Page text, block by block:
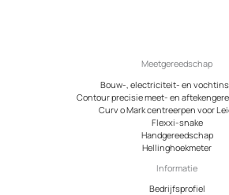
Meetgereedschap
Bouw-, electriciteit- en
Contour precisie meet- en
Curv o Mark centreerpen voor
Flexxi-snake
Handgereedschap
Hellinghoekmeter
Informatie
Bedrijfsprofiel